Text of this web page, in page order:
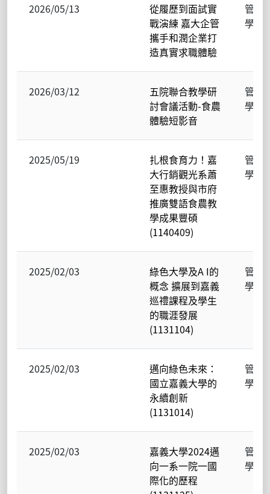
2026/05/13
從履歷到面試實
戰演練 嘉大企管
攜手和潤企業打
造真實求職體驗
管理
學院
2026/03/12
五院聯合教學研
討會議活動-食農
體驗短影音
管理
學院
2025/05/19
扎根食育力！嘉
大行銷觀光系蕭
至惠教授與市府
推廣雙語食農教
學成果豐碩
(1140409)
管理
學院
2025/02/03
綠色大學及A I的
概念 擴展到嘉義
巡禮課程及學生
的職涯發展
(1131104)
管理
學院
2025/02/03
邁向綠色未來：
國立嘉義大學的
永續創新
(1131014)
管理
學院
2025/02/03
嘉義大學2024邁
向一系一院一國
際化的歷程
管理
學院